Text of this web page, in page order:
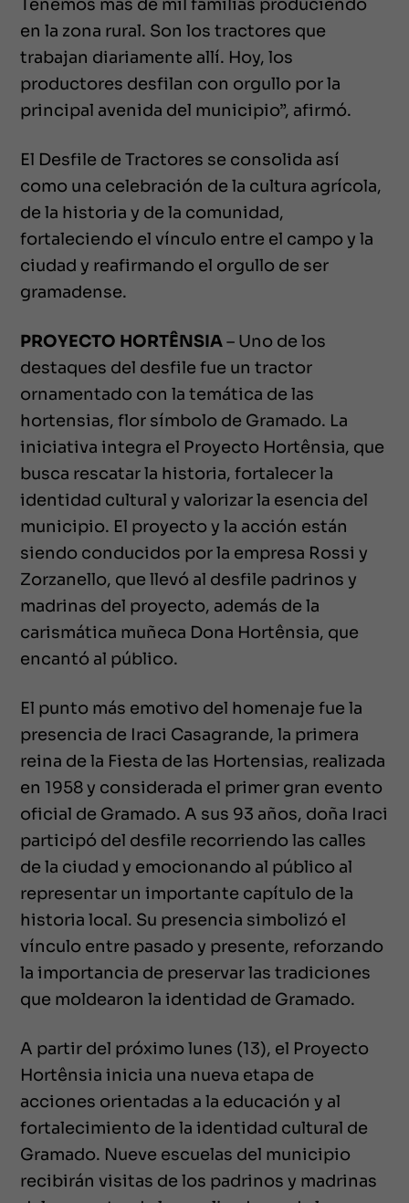
Tenemos más de mil familias produciendo
en la zona rural. Son los tractores que
trabajan diariamente allí. Hoy, los
productores desfilan con orgullo por la
principal avenida del municipio”, afirmó.
El Desfile de Tractores se consolida así
como una celebración de la cultura agrícola,
de la historia y de la comunidad,
fortaleciendo el vínculo entre el campo y la
ciudad y reafirmando el orgullo de ser
gramadense.
PROYECTO HORTÊNSIA– Uno de los
destaques del desfile fue un tractor
ornamentado con la temática de las
hortensias, flor símbolo de Gramado. La
iniciativa integra el Proyecto Hortênsia, que
busca rescatar la historia, fortalecer la
identidad cultural y valorizar la esencia del
municipio. El proyecto y la acción están
siendo conducidos por la empresa Rossi y
Zorzanello, que llevó al desfile padrinos y
madrinas del proyecto, además de la
carismática muñeca Dona Hortênsia, que
encantó al público.
El punto más emotivo del homenaje fue la
presencia de Iraci Casagrande, la primera
reina de la Fiesta de las Hortensias, realizada
en 1958 y considerada el primer gran evento
oficial de Gramado. A sus 93 años, doña Iraci
participó del desfile recorriendo las calles
de la ciudad y emocionando al público al
representar un importante capítulo de la
historia local. Su presencia simbolizó el
vínculo entre pasado y presente, reforzando
la importancia de preservar las tradiciones
que moldearon la identidad de Gramado.
A partir del próximo lunes (13), el Proyecto
Hortênsia inicia una nueva etapa de
acciones orientadas a la educación y al
fortalecimiento de la identidad cultural de
Gramado. Nueve escuelas del municipio
recibirán visitas de los padrinos y madrinas